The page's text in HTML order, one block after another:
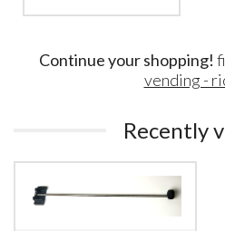
Continue your shopping!
vending -
Recently